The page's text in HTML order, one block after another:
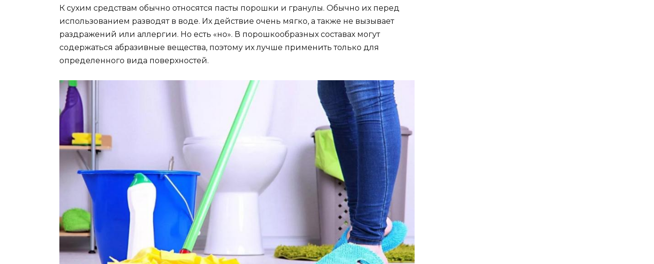
К сухим средствам обычно относятся пасты порошки и гранулы. Обычно их перед
использованием разводят в воде. Их действие очень мягко, а также не вызывает
раздражений или аллергии. Но есть «но». В порошкообразных составах могут
содержаться абразивные вещества, поэтому их лучше применить только для
определенного вида поверхностей.